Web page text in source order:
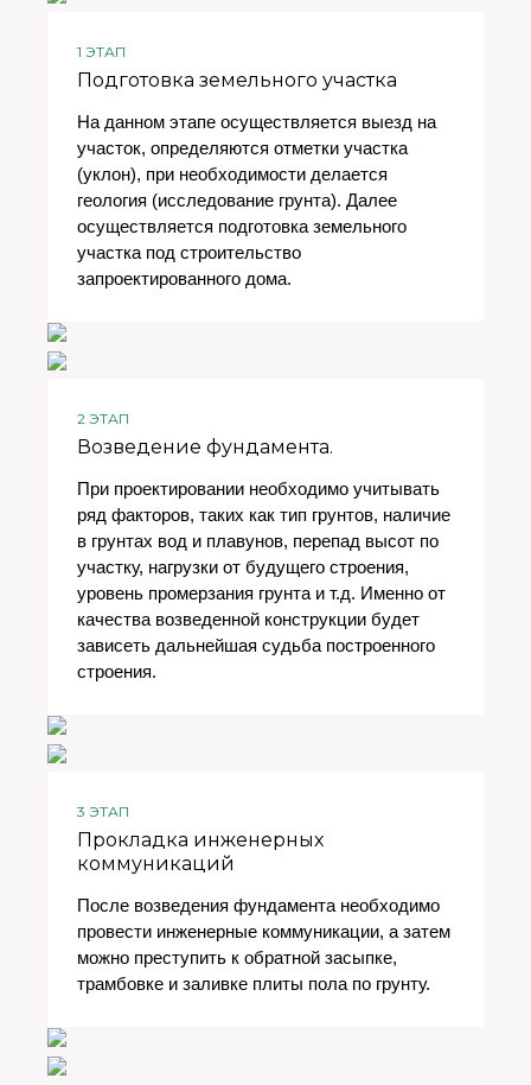
1 ЭТАП
Подготовка земельного участка
На данном этапе осуществляется выезд на
участок, определяются отметки участка
(уклон), при необходимости делается
геология (исследование грунта). Далее
осуществляется подготовка земельного
участка под строительство
запроектированного дома.
2 ЭТАП
Возведение фундамента.
При проектировании необходимо учитывать
ряд факторов, таких как тип грунтов, наличие
в грунтах вод и плавунов, перепад высот по
участку, нагрузки от будущего строения,
уровень промерзания грунта и т.д. Именно от
качества возведенной конструкции будет
зависеть дальнейшая судьба построенного
строения.
3 ЭТАП
Прокладка инженерных
коммуникаций
После возведения фундамента необходимо
провести инженерные коммуникации, а затем
можно преступить к обратной засыпке,
трамбовке и заливке плиты пола по грунту.